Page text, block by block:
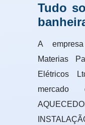
Tudo
A
Materias
Elétricos
mercado